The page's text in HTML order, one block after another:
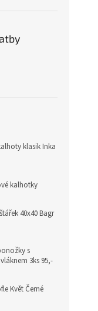
klasik Inka
kalhotky
40x40 Bagr
s
3ks 95,-
Květ Černé